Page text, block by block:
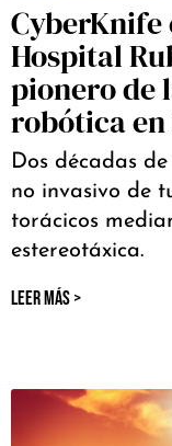
CyberKnife
Hospital
pionero de
robótica en
Dos décadas
no invasivo de
torácicos
estereotáxica.
LEER MÁS >